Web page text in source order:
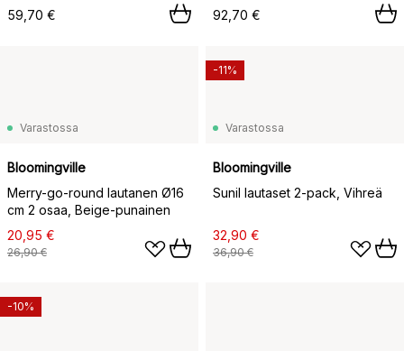
59,70 €
92,70 €
Varastossa
Bloomingville
Merry-go-round lautanen Ø16
cm 2 osaa, Beige-punainen
20,95 €
26,90 €
Varastossa
Bloomingville
Sunil lautaset 2-pack, Vihreä
32,90 €
36,90 €
-11%
-10%